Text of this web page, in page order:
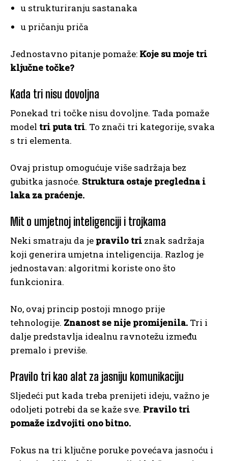
u strukturiranju sastanaka
u pričanju priča
Jednostavno pitanje pomaže: Koje su moje tri
ključne točke?
Kada tri nisu dovoljna
Ponekad tri točke nisu dovoljne. Tada pomaže
model tri puta tri. To znači tri kategorije, svaka
s tri elementa.
Ovaj pristup omogućuje više sadržaja bez
gubitka jasnoće. Struktura ostaje pregledna i
laka za praćenje.
Mit o umjetnoj inteligenciji i trojkama
Neki smatraju da je pravilo tri znak sadržaja
koji generira umjetna inteligencija. Razlog je
jednostavan: algoritmi koriste ono što
funkcionira.
No, ovaj princip postoji mnogo prije
tehnologije. Znanost se nije promijenila. Tri i
dalje predstavlja idealnu ravnotežu između
premalo i previše.
Pravilo tri kao alat za jasniju komunikaciju
Sljedeći put kada treba prenijeti ideju, važno je
odoljeti potrebi da se kaže sve. Pravilo tri
pomaže izdvojiti ono bitno.
Fokus na tri ključne poruke povećava jasnoću i